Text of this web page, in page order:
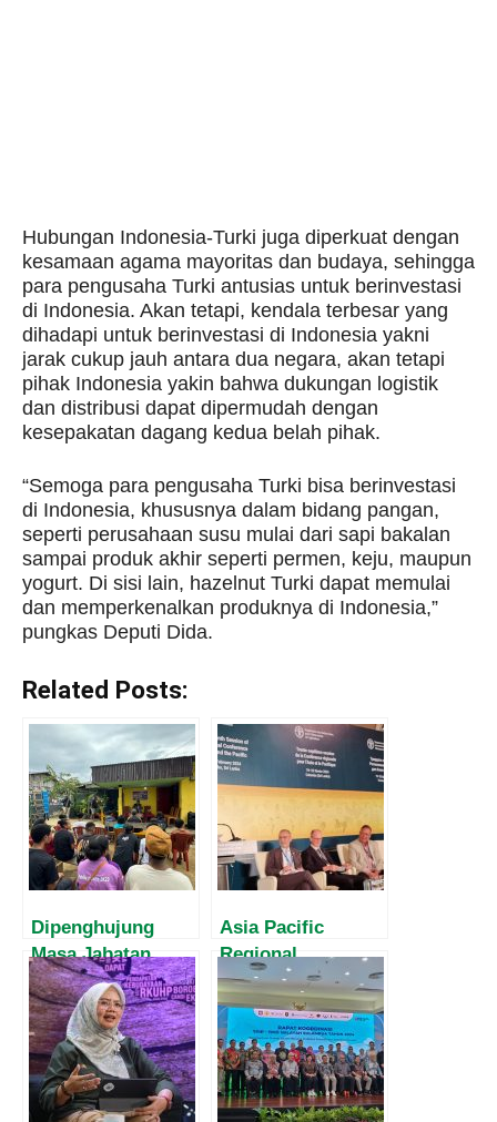
Hubungan Indonesia-Turki juga diperkuat dengan
kesamaan agama mayoritas dan budaya, sehingga
para pengusaha Turki antusias untuk berinvestasi
di Indonesia. Akan tetapi, kendala terbesar yang
dihadapi untuk berinvestasi di Indonesia yakni
jarak cukup jauh antara dua negara, akan tetapi
pihak Indonesia yakin bahwa dukungan logistik
dan distribusi dapat dipermudah dengan
kesepakatan dagang kedua belah pihak.
“Semoga para pengusaha Turki bisa berinvestasi
di Indonesia, khususnya dalam bidang pangan,
seperti perusahaan susu mulai dari sapi bakalan
sampai produk akhir seperti permen, keju, maupun
yogurt. Di sisi lain, hazelnut Turki dapat memulai
dan memperkenalkan produknya di Indonesia,”
pungkas Deputi Dida.
Related Posts:
Dipenghujung
Masa Jabatan,
Harvey Malaihollo
Masih
Mesosialisasikan
Empat Pilar MPR
Kepada
Masyarakat Papua
Asia Pacific
Regional
Conference
(APRC) Ministerial
Meeting ke-37:
Indonesia
Tekankan
Pentingnya Ilmu